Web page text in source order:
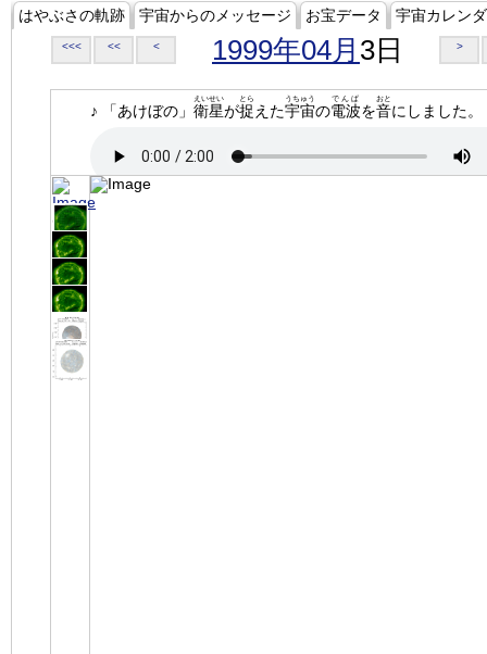
はやぶさの軌跡 宇宙からのメッセージ お宝データ 宇宙カレン
<<< << < 1999年04月 3日 >
♪ 「あけぼの」 衛星
えいせい
が捉
とら
えた宇宙
うちゅう
の電波
でんぱ
を音
おと
にしました。